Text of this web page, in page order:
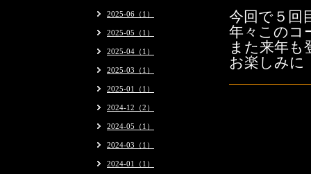
今回で５回
年々このコ
また来年も
お楽しみに
2025-06（1）
2025-05（1）
2025-04（1）
2025-03（1）
2025-01（1）
2024-12（2）
2024-05（1）
2024-03（1）
2024-01（1）